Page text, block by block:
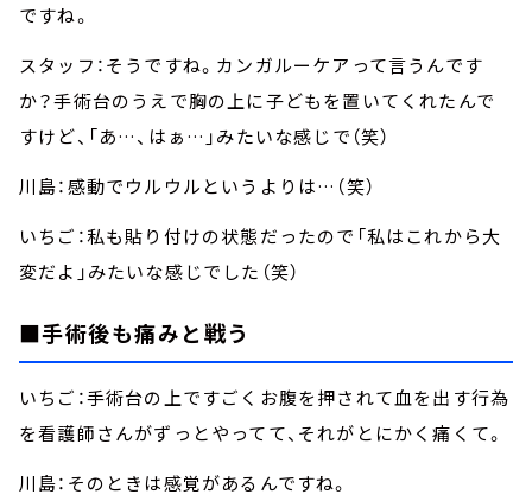
ですね。
スタッフ：そうですね。カンガルーケアって言うんです
か？手術台のうえで胸の上に子どもを置いてくれたんで
すけど、「あ…、はぁ…」みたいな感じで（笑）
川島：感動でウルウルというよりは…（笑）
いちご：私も貼り付けの状態だったので「私はこれから大
変だよ」みたいな感じでした（笑）
■手術後も痛みと戦う
いちご：手術台の上ですごくお腹を押されて血を出す行為
を看護師さんがずっとやってて、それがとにかく痛くて。
川島：そのときは感覚があるんですね。